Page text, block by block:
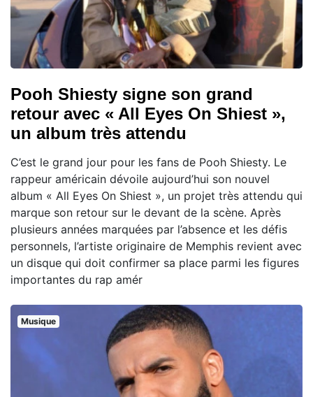
Pooh Shiesty signe son grand
retour avec « All Eyes On Shiest »,
un album très attendu
C’est le grand jour pour les fans de Pooh Shiesty. Le
rappeur américain dévoile aujourd’hui son nouvel
album « All Eyes On Shiest », un projet très attendu qui
marque son retour sur le devant de la scène. Après
plusieurs années marquées par l’absence et les défis
personnels, l’artiste originaire de Memphis revient avec
un disque qui doit confirmer sa place parmi les figures
importantes du rap amér
Musique